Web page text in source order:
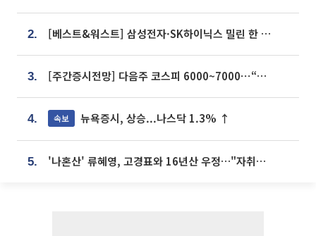
2. [베스트&워스트] 삼성전자·SK하이닉스 밀린 한 주…상상인증권은 85% 급등
3. [주간증시전망] 다음주 코스피 6000~7000⋯“外人 수급은 정책이 변수”
4. 속보 뉴욕증시, 상승...나스닥 1.3% ↑
5. '나혼산' 류혜영, 고경표와 16년산 우정…"자취방서 부모님과 마주쳐"